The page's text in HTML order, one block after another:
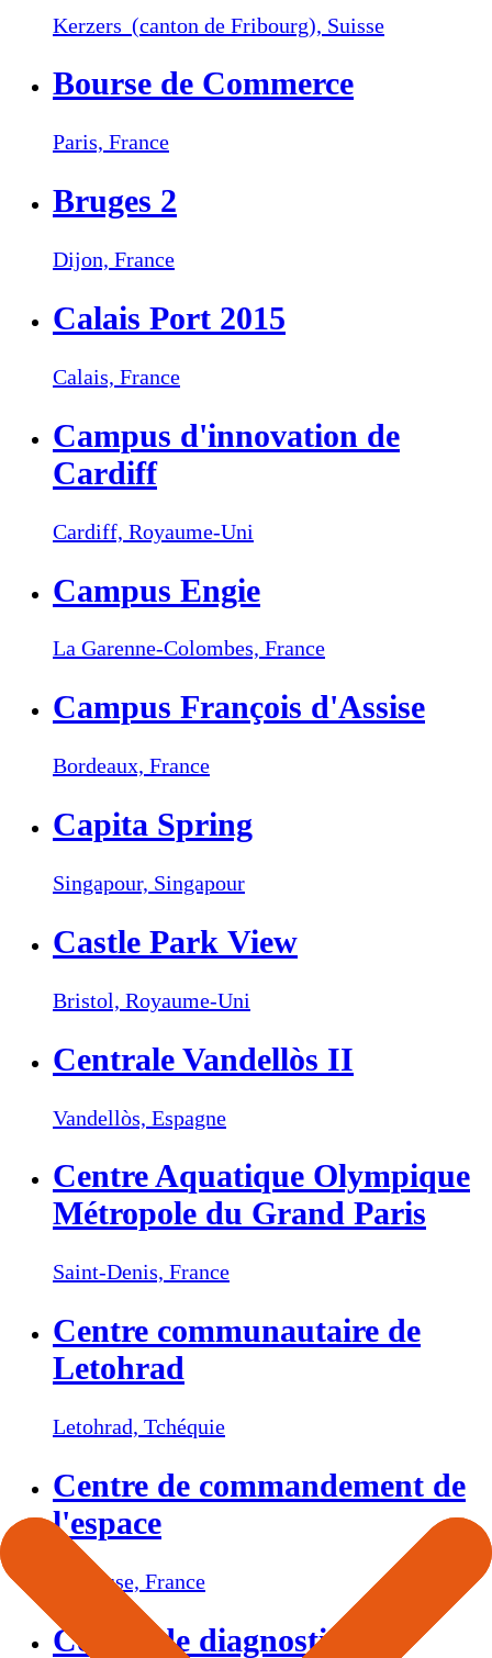
Kerzers (canton de Fribourg), Suisse
Bourse de Commerce
Paris, France
Bruges 2
Dijon, France
Calais Port 2015
Calais, France
Campus d'innovation de
Cardiff
Cardiff, Royaume-Uni
Campus Engie
La Garenne-Colombes, France
Campus François d'Assise
Bordeaux, France
Capita Spring
Singapour, Singapour
Castle Park View
Bristol, Royaume-Uni
Centrale Vandellòs II
Vandellòs, Espagne
Centre Aquatique Olympique
Métropole du Grand Paris
Saint-Denis, France
Centre communautaire de
Letohrad
Letohrad, Tchéquie
Centre de commandement de
l'espace
Toulouse, France
Centre de diagnostic, de